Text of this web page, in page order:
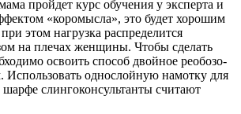
пройдет курс обучения у эксперта и
«коромысла», это будет хорошим
этом нагрузка распределится
на плечах женщины. Чтобы сделать
освоить способ двойное реобозо-
Использовать однослойную намотку для
слингоконсультанты считают